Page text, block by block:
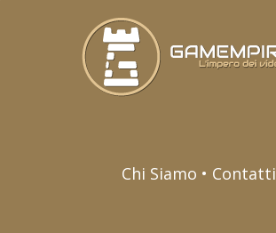
Chi Siamo • Contatti